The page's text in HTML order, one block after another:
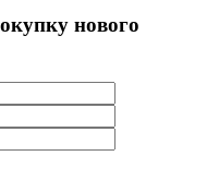
нового